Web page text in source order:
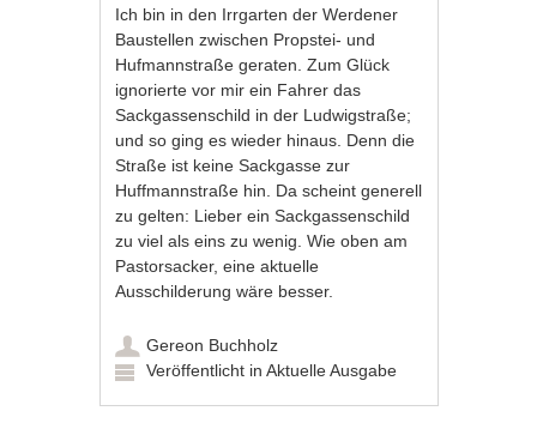
Ich bin in den Irrgarten der Werdener
Baustellen zwischen Propstei- und
Hufmannstraße geraten. Zum Glück
ignorierte vor mir ein Fahrer das
Sackgassenschild in der Ludwigstraße;
und so ging es wieder hinaus. Denn die
Straße ist keine Sackgasse zur
Huffmannstraße hin. Da scheint generell
zu gelten: Lieber ein Sackgassenschild
zu viel als eins zu wenig. Wie oben am
Pastorsacker, eine aktuelle
Ausschilderung wäre besser.
Gereon Buchholz
Veröffentlicht inAktuelle Ausgabe